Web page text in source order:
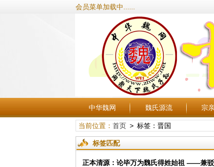
会员菜单加载中......
中华魏网 魏氏源流 宗
当前位置： 首页> 标签：晋国
标签匹配
正本清源：论毕万为魏氏得姓始祖 ——兼驳